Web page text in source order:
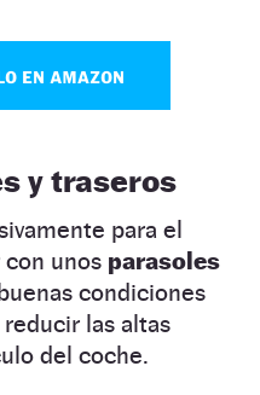
y traseros
para el
unos parasoles
condiciones
las altas
del coche.